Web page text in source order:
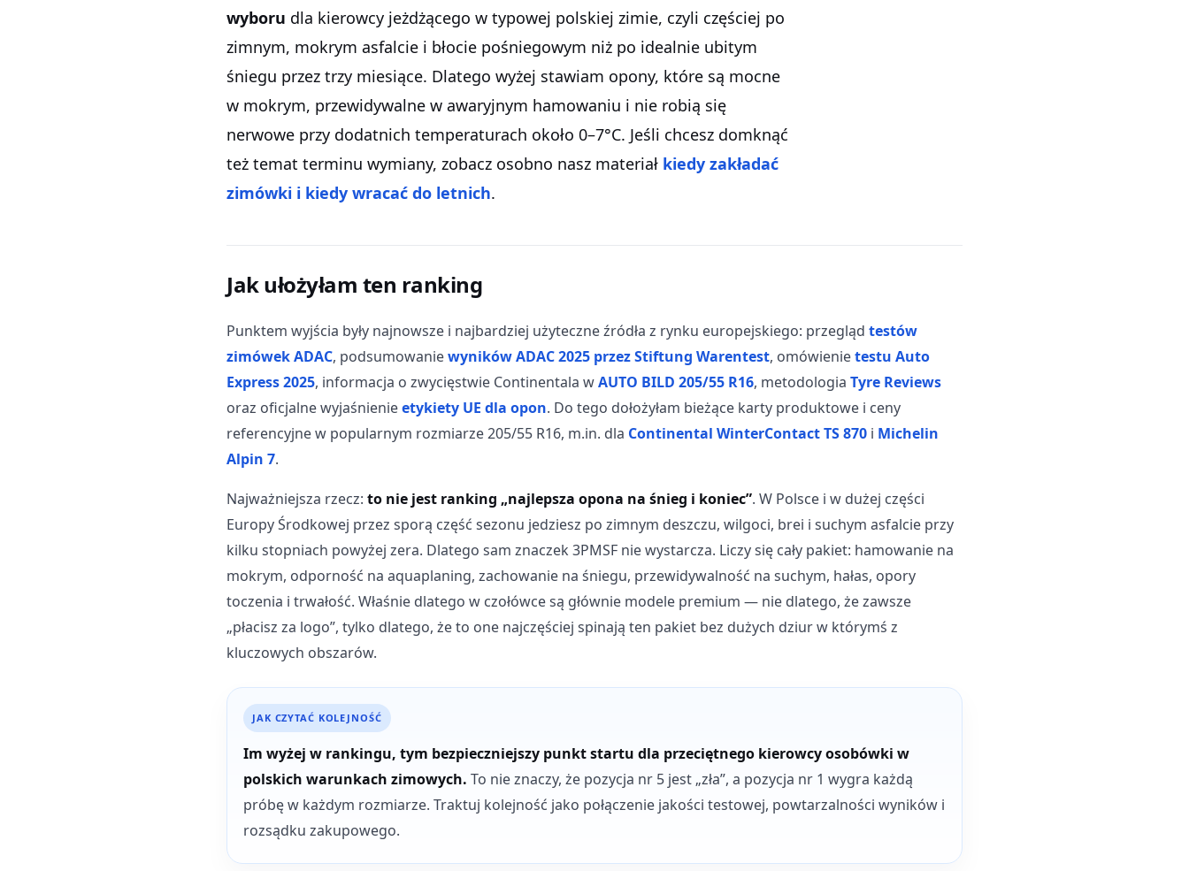
wyboru dla kierowcy jeżdżącego w typowej polskiej zimie, czyli częściej po
zimnym, mokrym asfalcie i błocie pośniegowym niż po idealnie ubitym
śniegu przez trzy miesiące. Dlatego wyżej stawiam opony, które są mocne
w mokrym, przewidywalne w awaryjnym hamowaniu i nie robią się
nerwowe przy dodatnich temperaturach około 0–7°C. Jeśli chcesz domknąć
też temat terminu wymiany, zobacz osobno nasz materiał kiedy zakładać
zimówki i kiedy wracać do letnich.
Jak ułożyłam ten ranking
Punktem wyjścia były najnowsze i najbardziej użyteczne źródła z rynku europejskiego: przegląd testów
zimówek ADAC, podsumowaniewyników ADAC 2025 przez Stiftung Warentest, omówienietestu Auto
Express 2025, informacja o zwycięstwie Continentala wAUTO BILD 205/55 R16, metodologia Tyre Reviews
oraz oficjalne wyjaśnienieetykiety UE dla opon. Do tego dołożyłam bieżące karty produktowe i ceny
referencyjne w popularnym rozmiarze 205/55 R16, m.in. dla Continental WinterContact TS 870 i Michelin
Alpin 7.
Najważniejsza rzecz: to nie jest ranking „najlepsza opona na śnieg i koniec”. W Polsce i w dużej części
Europy Środkowej przez sporą część sezonu jedziesz po zimnym deszczu, wilgoci, brei i suchym asfalcie przy
kilku stopniach powyżej zera. Dlatego sam znaczek 3PMSF nie wystarcza. Liczy się cały pakiet: hamowanie na
mokrym, odporność na aquaplaning, zachowanie na śniegu, przewidywalność na suchym, hałas, opory
toczenia i trwałość. Właśnie dlatego w czołówce są głównie modele premium — nie dlatego, że zawsze
„płacisz za logo”, tylko dlatego, że to one najczęściej spinają ten pakiet bez dużych dziur w którymś z
kluczowych obszarów.
JAK CZYTAĆ KOLEJNOŚĆ
Im wyżej w rankingu, tym bezpieczniejszy punkt startu dla przeciętnego kierowcy osobówki w
polskich warunkach zimowych. To nie znaczy, że pozycja nr 5 jest „zła”, a pozycja nr 1 wygra każdą
próbę w każdym rozmiarze. Traktuj kolejność jako połączenie jakości testowej, powtarzalności wyników i
rozsądku zakupowego.